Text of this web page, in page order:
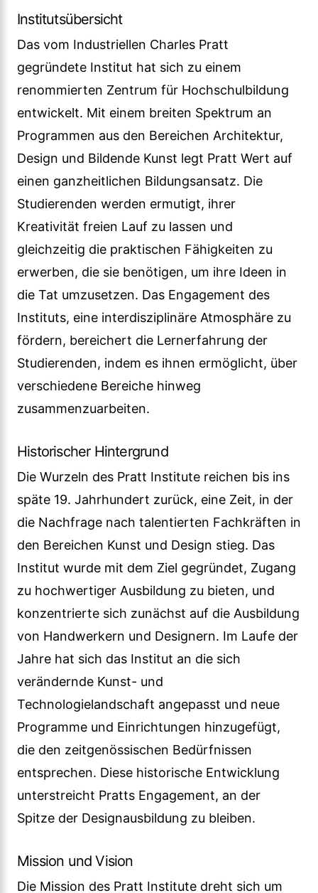
Institutsübersicht
Das vom Industriellen Charles Pratt
gegründete Institut hat sich zu einem
renommierten Zentrum für Hochschulbildung
entwickelt. Mit einem breiten Spektrum an
Programmen aus den Bereichen Architektur,
Design und Bildende Kunst legt Pratt Wert auf
einen ganzheitlichen Bildungsansatz. Die
Studierenden werden ermutigt, ihrer
Kreativität freien Lauf zu lassen und
gleichzeitig die praktischen Fähigkeiten zu
erwerben, die sie benötigen, um ihre Ideen in
die Tat umzusetzen. Das Engagement des
Instituts, eine interdisziplinäre Atmosphäre zu
fördern, bereichert die Lernerfahrung der
Studierenden, indem es ihnen ermöglicht, über
verschiedene Bereiche hinweg
zusammenzuarbeiten.
Historischer Hintergrund
Die Wurzeln des Pratt Institute reichen bis ins
späte 19. Jahrhundert zurück, eine Zeit, in der
die Nachfrage nach talentierten Fachkräften in
den Bereichen Kunst und Design stieg. Das
Institut wurde mit dem Ziel gegründet, Zugang
zu hochwertiger Ausbildung zu bieten, und
konzentrierte sich zunächst auf die Ausbildung
von Handwerkern und Designern. Im Laufe der
Jahre hat sich das Institut an die sich
verändernde Kunst- und
Technologielandschaft angepasst und neue
Programme und Einrichtungen hinzugefügt,
die den zeitgenössischen Bedürfnissen
entsprechen. Diese historische Entwicklung
unterstreicht Pratts Engagement, an der
Spitze der Designausbildung zu bleiben.
Mission und Vision
Die Mission des Pratt Institute dreht sich um